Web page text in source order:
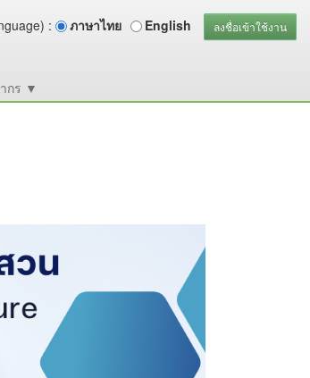
: ภาษาไทย English ลงชื่อเข้าใช้งาน
กร ▼